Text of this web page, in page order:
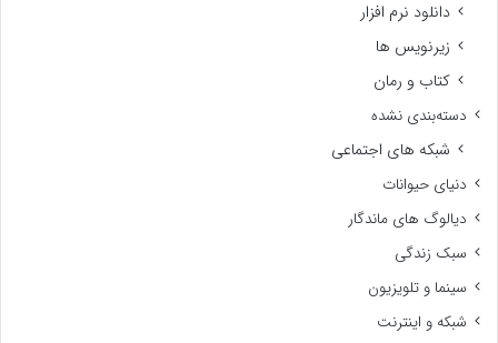
دانلود نرم افزار
زیرنویس ها
کتاب و رمان
دسته‌بندی نشده
شبکه های اجتماعی
دنیای حیوانات
دیالوگ های ماندگار
سبک زندگی
سینما و تلویزیون
شبکه و اینترنت